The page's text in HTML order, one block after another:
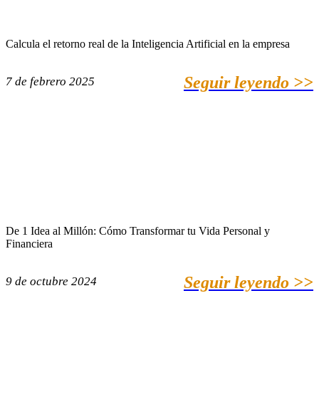
Calcula el retorno real de la Inteligencia Artificial en la empresa
7 de febrero 2025 Seguir leyendo >>
De 1 Idea al Millón: Cómo Transformar tu Vida Personal y
Financiera
9 de octubre 2024 Seguir leyendo >>